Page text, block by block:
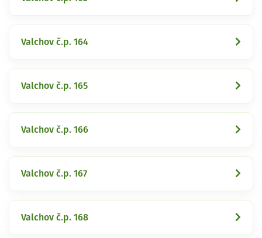
Valchov č.p. 164
Valchov č.p. 165
Valchov č.p. 166
Valchov č.p. 167
Valchov č.p. 168